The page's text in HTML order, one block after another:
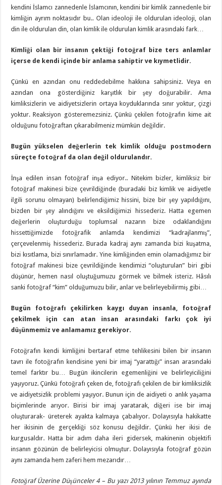
kendini İslamcı zannedenle İslamcının, kendini bir kimlik zannedenle bir
kimliğin ayrım noktasıdır bu.. Olan ideoloji ile oldurulan ideoloji, olan
din ile oldurulan din, olan kimlik ile oldurulan kimlik arasındaki fark…
Kimliği olan bir insanın çektiği fotoğraf bize ters anlamlar
içerse de kendi içinde bir anlama sahiptir ve kıymetlidir.
Çünkü en azından onu reddedebilme hakkına sahipsiniz. Veya en
azından ona gösterdiğiniz karşıtlık bir şey doğurabilir. Ama
kimliksizlerin ve aidiyetsizlerin ortaya koyduklarında sınır yoktur, çizgi
yoktur. Reaksiyon gösteremezsiniz. Çünkü çekilen fotoğrafın kime ait
olduğunu fotoğraftan çıkarabilmeniz mümkün değildir.
Bugün yükselen değerlerin tek kimlik olduğu postmodern
süreçte fotoğraf da olan değil oldurulandır.
İnşa edilen insan fotoğraf inşa ediyor.. Nitekim bizler, kimliksiz bir
fotoğraf makinesi bize çevrildiğinde (buradaki biz kimlik ve aidiyetle
ilgili sorunu olmayan) belirlendiğimiz hissini, bize bir şey yapıldığını,
bizden bir şey alındığını ve eksildiğimizi hissederiz. Hatta egemen
değerlerin oluşturduğu toplumsal nazarın bize odaklandığını
hissettiğimizde fotoğrafik anlamda kendimizi “kadrajlanmış”,
çerçevelenmiş hissederiz. Burada kadraj aynı zamanda bizi kuşatma,
bizi kısıtlama, bizi sınırlamadır. Yine kimliğinden emin olamadığımız bir
fotoğraf makinesi bize çevrildiğinde kendimizi “oluşturulan” biri gibi
düşünür, hemen nasıl oluştuğumuzu görmek ve bilmek isteriz. Hâsılı
sanki fotoğraf “kim” olduğumuzu bilir, anlar ve belirleyebilirmiş gibi…
Bugün fotoğrafı çekilirken kaygı duyan insanla, fotoğraf
çekilmek için can atan insan arasındaki farkı çok iyi
düşünmemiz ve anlamamız gerekiyor.
Fotoğrafın kendi kimliğini bertaraf etme tehlikesini bilen bir insanın
tavrı ile fotoğrafın kendisine yeni bir imaj “yarattığı” insan arasındaki
temel farktır bu… Bugün ikincilerin egemenliğini ve belirleyiciliğini
yaşıyoruz. Çünkü fotoğrafı çeken de, fotoğrafı çekilen de bir kimliksizlik
ve aidiyetsizlik problemi yaşıyor. Bunun için de aidiyeti o anlık yaşama
biçimlerinde arıyor. Birisi bir imaj yaratarak, diğeri ise bir imaj
oluşturarak- üreterek ayakta kalmaya çabalıyor. Dolayısıyla hakikatte
her ikisinin de gerçekliği söz konusu değildir. Çünkü her ikisi de
kurgusaldır. Hatta bir adım daha ileri gidersek, makinenin objektifi
insanın gözünün de belirleyicisi olmuştur. Dolayısıyla fotoğraf gözün
aynı zamanda hem zaferi hem mezarıdır…
Fotoğraf Üzerine Düşünceler 4 – Bu yazı 2013 yılının Temmuz ayında